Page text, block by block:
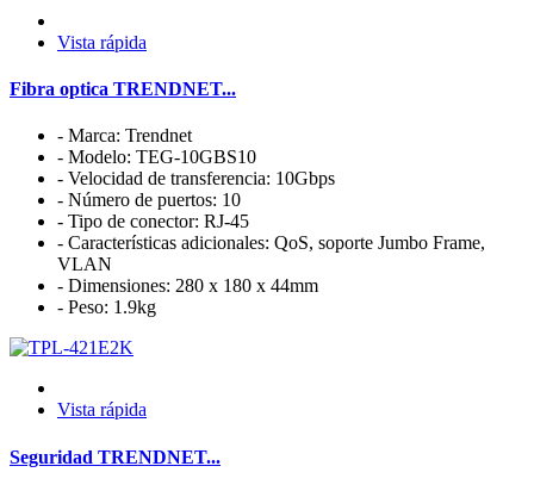
Vista rápida
Fibra optica TRENDNET...
- Marca: Trendnet
- Modelo: TEG-10GBS10
- Velocidad de transferencia: 10Gbps
- Número de puertos: 10
- Tipo de conector: RJ-45
- Características adicionales: QoS, soporte Jumbo Frame,
VLAN
- Dimensiones: 280 x 180 x 44mm
- Peso: 1.9kg
Vista rápida
Seguridad TRENDNET...